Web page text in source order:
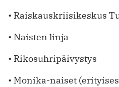
• Raiskauskriisikeskus
• Naisten linja
• Rikosuhripäivystys
• Monika-naiset